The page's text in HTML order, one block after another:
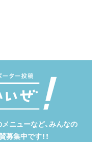
ニューなど、みんなの
募集中です！！